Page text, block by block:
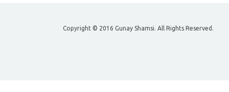
Copyright © 2016 Gunay Shamsi. All Rights Reserved.